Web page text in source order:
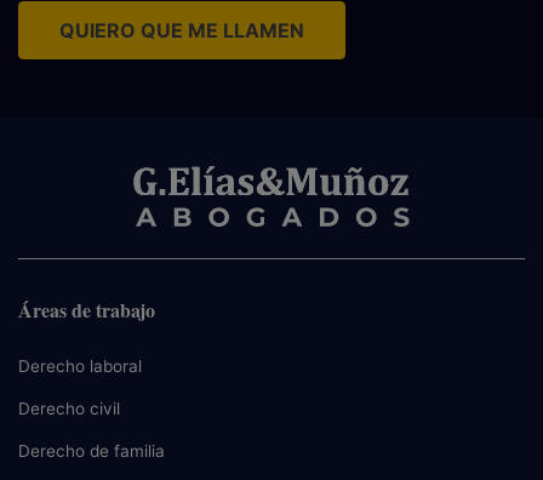
QUIERO QUE ME LLAMEN
Áreas de trabajo
Derecho laboral
Derecho civil
Derecho de familia